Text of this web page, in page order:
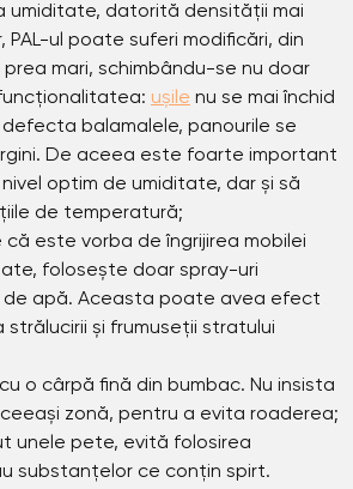
umiditate, datorită densității mai
PAL-ul poate suferi modificări, din
mari, schimbându-se nu doar
ușile nu se mai închid
balamalele, panourile se
De aceea este foarte important
optim de umiditate, dar și să
de temperatură;
că este vorba de îngrijirea mobilei
folosește doar spray-uri
de apă. Aceasta poate avea efect
strălucirii și frumuseții stratului
o cârpă fină din bumbac. Nu insista
zonă, pentru a evita roaderea;
unele pete, evită folosirea
substanțelor ce conțin spirt.